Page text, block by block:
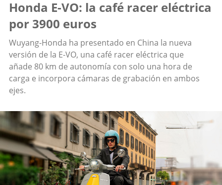
Honda E-VO: la café racer eléctrica
por 3900 euros
Wuyang-Honda ha presentado en China la nueva
versión de la E-VO, una café racer eléctrica que
añade 80 km de autonomía con solo una hora de
carga e incorpora cámaras de grabación en ambos
ejes.